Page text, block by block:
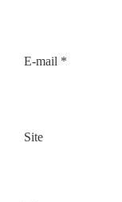
E-mail *
Site